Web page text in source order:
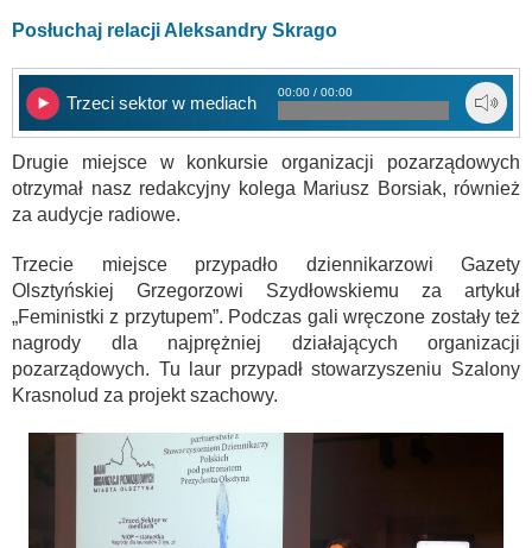
Posłuchaj relacji Aleksandry Skrago
Trzeci sektor w mediach
00:00 / 00:00
Drugie miejsce w konkursie organizacji pozarządowych
otrzymał nasz redakcyjny kolega Mariusz Borsiak, również
za audycje radiowe.
Trzecie miejsce przypadło dziennikarzowi Gazety
Olsztyńskiej Grzegorzowi Szydłowskiemu za artykuł
„Feministki z przytupem”. Podczas gali wręczone zostały też
nagrody dla najprężniej działających organizacji
pozarządowych. Tu laur przypadł stowarzyszeniu Szalony
Krasnolud za projekt szachowy.